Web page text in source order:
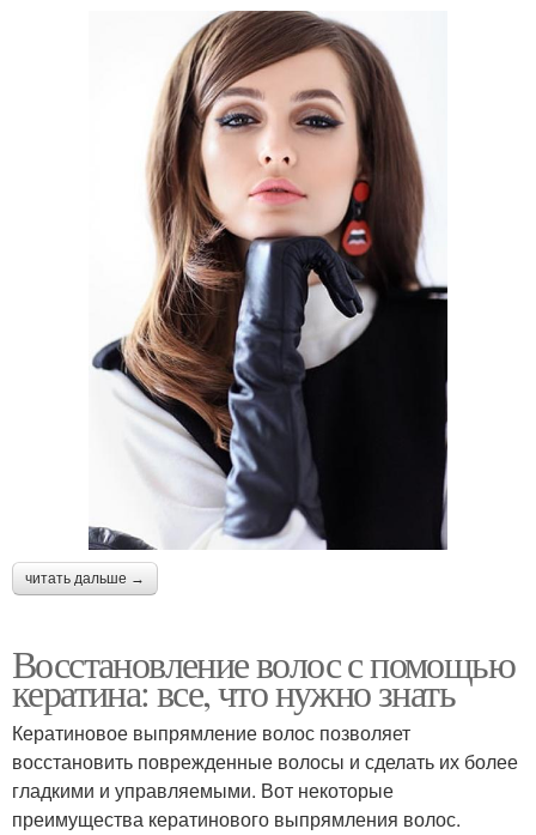
читать дальше →
Восстановление волос с помощью
кератина: все, что нужно знать
Кератиновое выпрямление волос позволяет
восстановить поврежденные волосы и сделать их более
гладкими и управляемыми. Вот некоторые
преимущества кератинового выпрямления волос.